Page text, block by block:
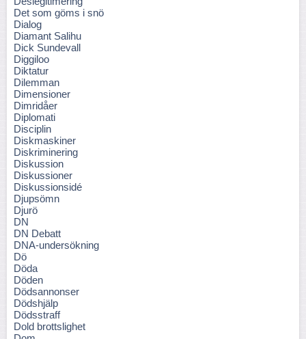
Det som göms i snö
Dialog
Diamant Salihu
Dick Sundevall
Diggiloo
Diktatur
Dilemman
Dimensioner
Dimridåer
Diplomati
Disciplin
Diskmaskiner
Diskriminering
Diskussion
Diskussioner
Diskussionsidé
Djupsömn
Djurö
DN
DN Debatt
DNA-undersökning
Dö
Döda
Döden
Dödsannonser
Dödshjälp
Dödsstraff
Dold brottslighet